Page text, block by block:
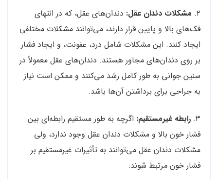
۲. مشکلات دندان عقل: دندان‌های عقل، که در انتهای
فک‌های بالا و پایین قرار دارند، می‌توانند مشکلات مختلفی
ایجاد کنند. این مشکلات شامل درد، عفونت، و ایجاد فشار
بر روی دندان‌های مجاور هستند. دندان‌های عقل معمولاً در
سنین جوانی به طور کامل رشد می‌کنند و ممکن است نیاز
به جراحی برای برداشتن آن‌ها باشد.
۳. رابطه غیرمستقیم: اگرچه به طور مستقیم رابطه‌ای بین
فشار خون بالا و مشکلات دندان عقل وجود ندارد، ولی
مشکلات دندان عقل می‌توانند به تأثیرات غیرمستقیم بر
فشار خون مرتبط شوند: